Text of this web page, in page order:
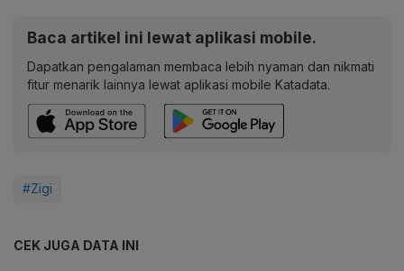
Baca artikel ini lewat aplikasi mobile.
Dapatkan pengalaman membaca lebih nyaman dan nikmati
fitur menarik lainnya lewat aplikasi mobile Katadata.
#Zigi
CEK JUGA DATA INI